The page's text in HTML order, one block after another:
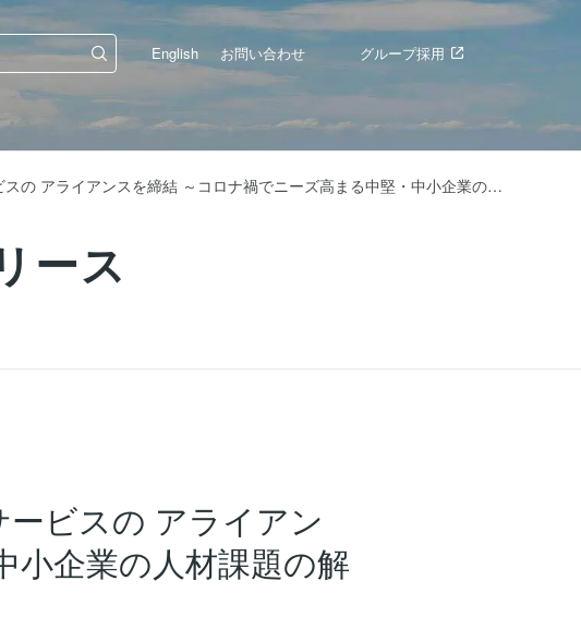
English お問い合わせ グループ採用
パーソルキャリアと人材紹介及び経営支援サービスの アライアンスを締結 ～コロナ禍でニーズ高まる中堅・中小企業の人材課題の解決に取り組む～
ース
ビスの アライアン
小企業の人材課題の解